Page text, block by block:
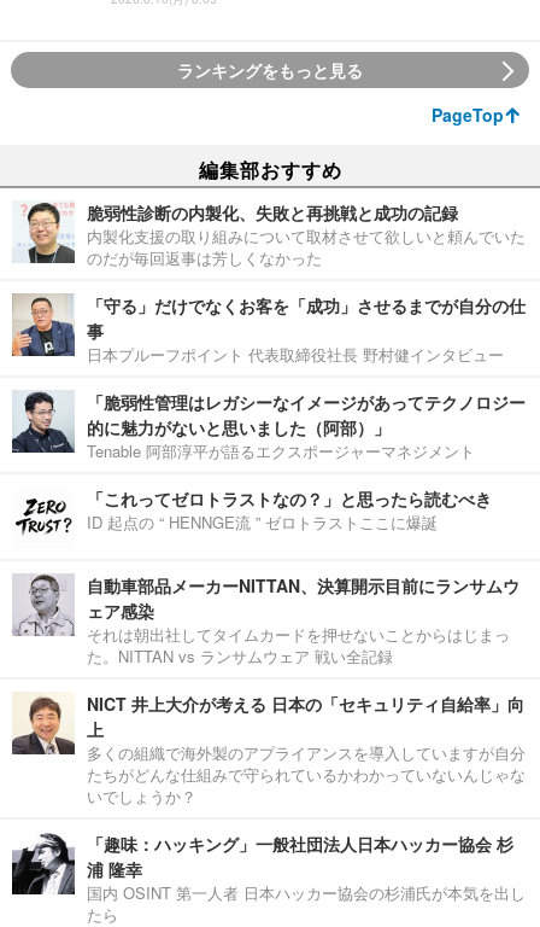
ランキングをもっと見る
PageTop
編集部おすすめ
脆弱性診断の内製化、失敗と再挑戦と成功の記録
内製化支援の取り組みについて取材させて欲しいと頼んでいた
のだが毎回返事は芳しくなかった
「守る」だけでなくお客を「成功」させるまでが自分の仕
事
日本プルーフポイント 代表取締役社長 野村健インタビュー
「脆弱性管理はレガシーなイメージがあってテクノロジー
的に魅力がないと思いました（阿部）」
Tenable 阿部淳平が語るエクスポージャーマネジメント
「これってゼロトラストなの？」と思ったら読むべき
ID 起点の “ HENNGE流 ” ゼロトラストここに爆誕
自動車部品メーカーNITTAN、決算開示目前にランサムウ
ェア感染
それは朝出社してタイムカードを押せないことからはじまっ
た。NITTAN vs ランサムウェア 戦い全記録
NICT 井上大介が考える 日本の「セキュリティ自給率」向
上
多くの組織で海外製のアプライアンスを導入していますが自分
たちがどんな仕組みで守られているかわかっていないんじゃな
いでしょうか？
「趣味：ハッキング」一般社団法人日本ハッカー協会 杉
浦 隆幸
国内 OSINT 第一人者 日本ハッカー協会の杉浦氏が本気を出し
たら